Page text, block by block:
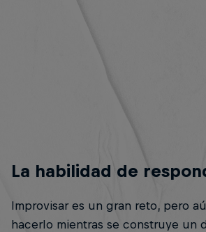
La habilidad de
Improvisar es un gran reto, pero
hacerlo mientras se construye un